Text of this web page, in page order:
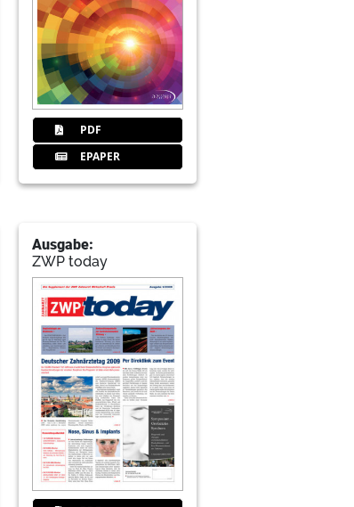
PDF
EPAPER
Ausgabe:
ZWP today